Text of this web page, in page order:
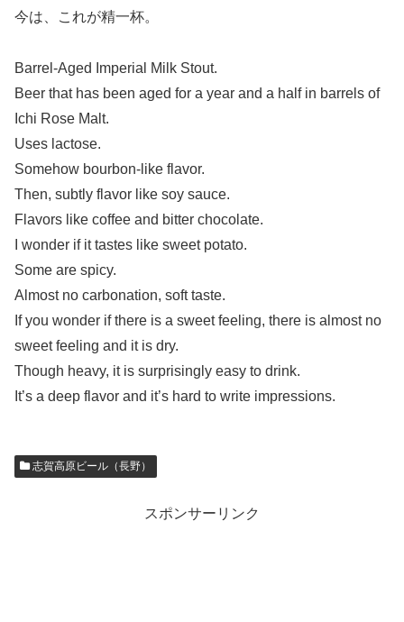
今は、これが精一杯。
Barrel-Aged Imperial Milk Stout.
Beer that has been aged for a year and a half in barrels of
Ichi Rose Malt.
Uses lactose.
Somehow bourbon-like flavor.
Then, subtly flavor like soy sauce.
Flavors like coffee and bitter chocolate.
I wonder if it tastes like sweet potato.
Some are spicy.
Almost no carbonation, soft taste.
If you wonder if there is a sweet feeling, there is almost no
sweet feeling and it is dry.
Though heavy, it is surprisingly easy to drink.
It’s a deep flavor and it’s hard to write impressions.
志賀高原ビール（長野）
スポンサーリンク